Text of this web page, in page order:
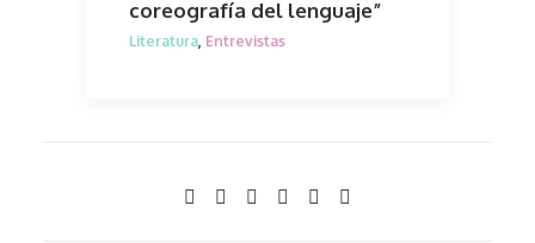
coreografía del lenguaje”
Literatura Entrevistas